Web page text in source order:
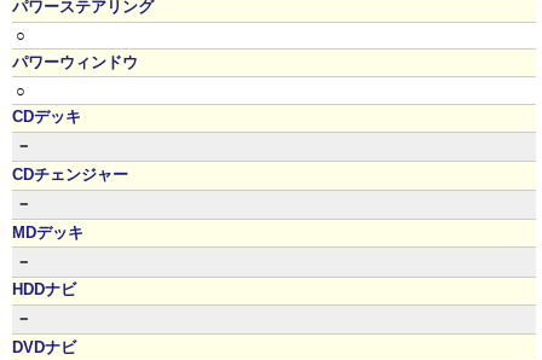
パワーステアリング
○
パワーウィンドウ
○
CDデッキ
－
CDチェンジャー
－
MDデッキ
－
HDDナビ
－
DVDナビ